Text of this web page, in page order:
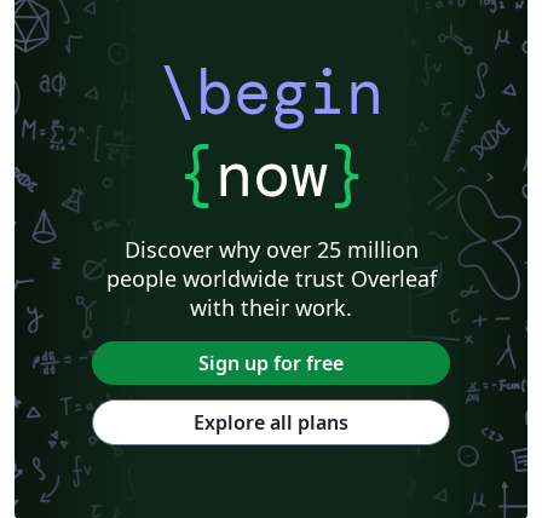
\begin
{now}
Discover why over 25 million
people worldwide trust Overleaf
with their work.
Sign up for free
Explore all plans